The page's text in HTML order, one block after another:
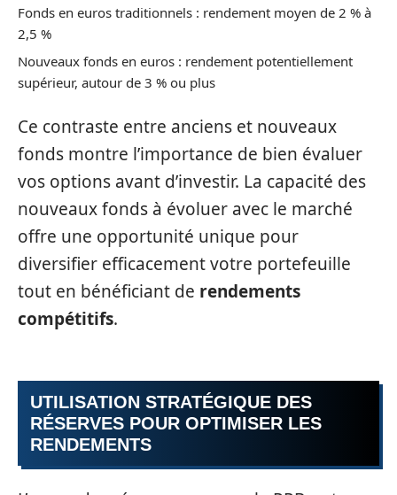
Fonds en euros traditionnels : rendement moyen de 2 % à
2,5 %
Nouveaux fonds en euros : rendement potentiellement
supérieur, autour de 3 % ou plus
Ce contraste entre anciens et nouveaux
fonds montre l’importance de bien évaluer
vos options avant d’investir. La capacité des
nouveaux fonds à évoluer avec le marché
offre une opportunité unique pour
diversifier efficacement votre portefeuille
tout en bénéficiant de rendements
compétitifs.
UTILISATION STRATÉGIQUE DES
RÉSERVES POUR OPTIMISER LES
RENDEMENTS